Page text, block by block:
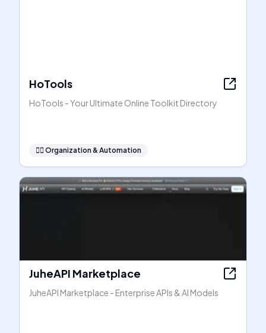
HoTools
HoTools - Your Ultimate Online Toolkit Directory
🧞‍♂️ Organization & Automation
JuheAPI Marketplace
JuheAPI Marketplace - Enterprise APIs & AI Models